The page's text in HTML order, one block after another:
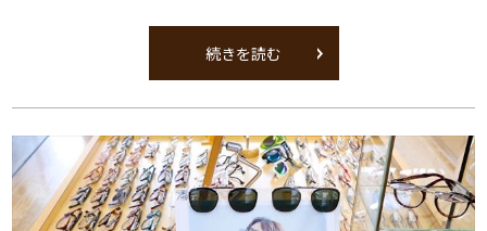
続きを読む